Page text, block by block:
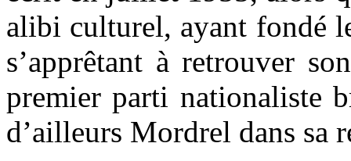
alibi culturel, ayant fondé
s’apprêtant à retrouver
premier parti nationaliste
d’ailleurs Mordrel dans sa